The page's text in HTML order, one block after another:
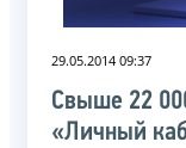
29.05.2014 09:37
Свыше 22
«Личный